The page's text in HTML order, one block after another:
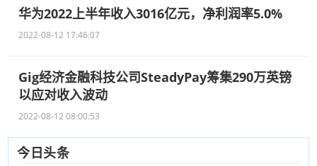
华为2022上半年收入3016亿元，净利润率5.0%
2022-08-12 17:46:07
Gig经济金融科技公司SteadyPay筹集290万英镑
以应对收入波动
2022-08-12 08:00:53
今日头条